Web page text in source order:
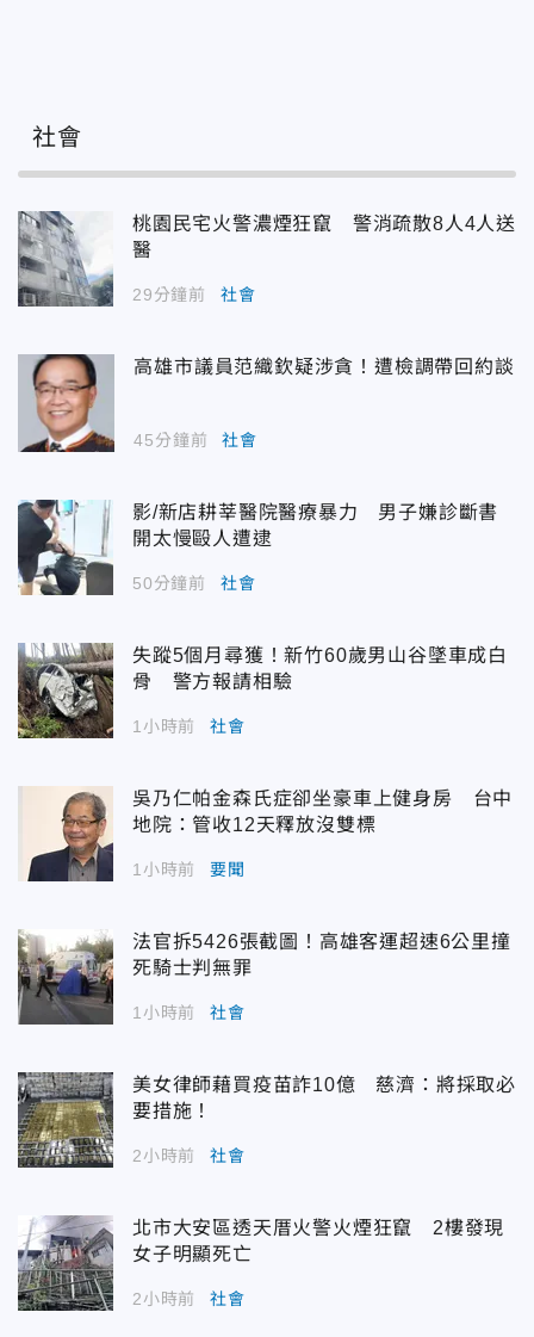
社會
桃園民宅火警濃煙狂竄 警消疏散8人4人送
醫
29分鐘前 社會
高雄市議員范織欽疑涉貪！遭檢調帶回約談
45分鐘前 社會
影/新店耕莘醫院醫療暴力 男子嫌診斷書
開太慢毆人遭逮
50分鐘前 社會
失蹤5個月尋獲！新竹60歲男山谷墜車成白
骨 警方報請相驗
1小時前 社會
吳乃仁帕金森氏症卻坐豪車上健身房 台中
地院：管收12天釋放沒雙標
1小時前 要聞
法官拆5426張截圖！高雄客運超速6公里撞
死騎士判無罪
1小時前 社會
美女律師藉買疫苗詐10億 慈濟：將採取必
要措施！
2小時前 社會
北市大安區透天厝火警火煙狂竄 2樓發現
女子明顯死亡
2小時前 社會